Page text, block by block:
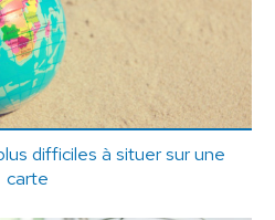
difficiles à situer sur une
carte